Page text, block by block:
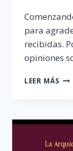
para
recibidas.
opiniones
LEER MÁS